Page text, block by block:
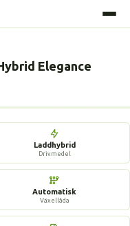
Elegance
Laddhybrid
Drivmedel
Automatisk
Växellåda